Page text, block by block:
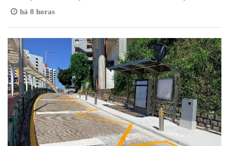
Serviço para os Assuntos de Tráfego
há 8 horas